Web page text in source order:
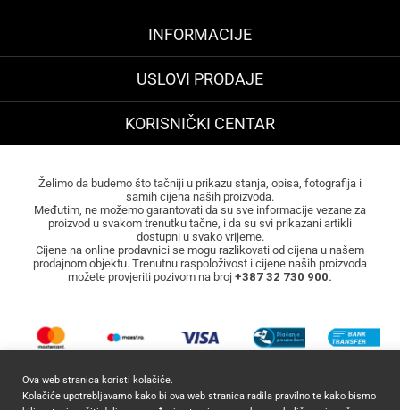
INFORMACIJE
USLOVI PRODAJE
KORISNIČKI CENTAR
Želimo da budemo što tačniji u prikazu stanja, opisa, fotografija i
samih cijena naših proizvoda.
Međutim, ne možemo garantovati da su sve informacije vezane za
proizvod u svakom trenutku tačne, i da su svi prikazani artikli
dostupni u svako vrijeme.
Cijene na online prodavnici se mogu razlikovati od cijena u našem
prodajnom objektu. Trenutnu raspoloživost i cijene naših proizvoda
možete provjeriti pozivom na broj +387 32 730 900.
Ova web stranica koristi kolačiće.
Kolačiće upotrebljavamo kako bi ova web stranica radila pravilno te kako bismo